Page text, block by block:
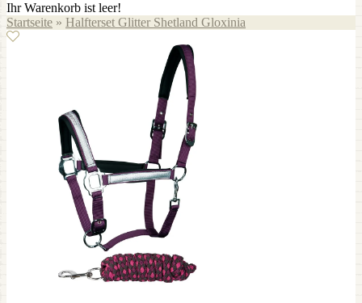
Ihr Warenkorb ist leer!
Startseite » Halfterset Glitter Shetland Gloxinia